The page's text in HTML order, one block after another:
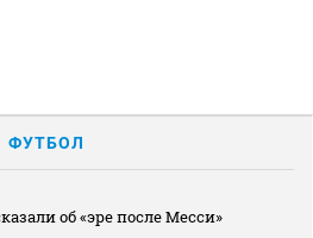
ФУТБОЛ
об «эре после Месси»